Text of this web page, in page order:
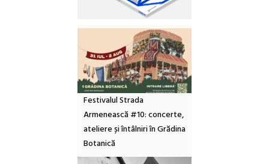
Festivalul Strada
Armenească #10: concerte,
ateliere și întâlniri în Grădina
Botanică